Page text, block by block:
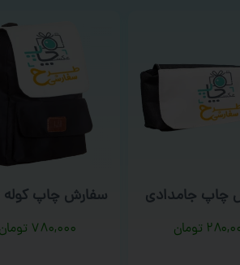
چاپ جامدادی
تومان
سفارش چاپ
۷۸۰,۰۰۰ تومان